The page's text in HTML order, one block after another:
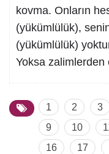
kovma. Onların
(yükümlülük),
(yükümlülük)
Yoksa zalimlerden
1 2 3
9
10
16
17